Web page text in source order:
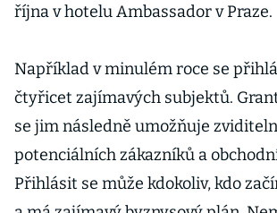
října v hotelu Ambassador v Praze.
Například v minulém roce se
čtyřicet zajímavých subjektů.
se jim následně umožňuje
potenciálních zákazníků a
Přihlásit se může kdokoliv, kdo